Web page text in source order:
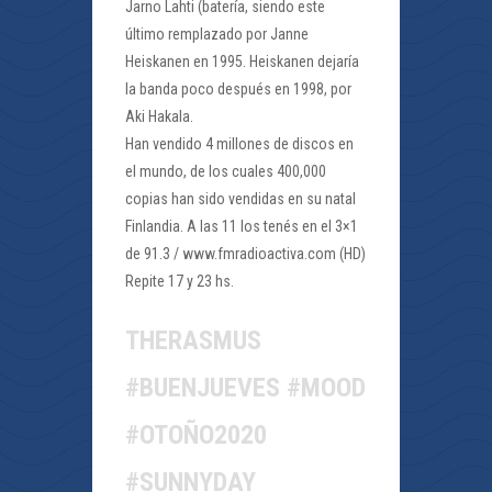
Jarno Lahti (batería, siendo este
último remplazado por Janne
Heiskanen en 1995. Heiskanen dejaría
la banda poco después en 1998, por
Aki Hakala.
Han vendido 4 millones de discos en
el mundo, de los cuales 400,000
copias han sido vendidas en su natal
Finlandia. A las 11 los tenés en el 3×1
de 91.3 / www.fmradioactiva.com (HD)
Repite 17 y 23 hs.
THERASMUS
#BUENJUEVES #MOOD
#OTOÑO2020
#SUNNYDAY